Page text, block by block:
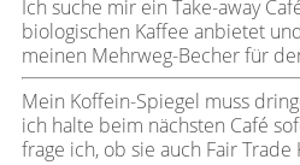
Ich suche mir ein Take-away
biologischen Kaffee anbietet
meinen Mehrweg-Becher für
Mein Koffein-Spiegel muss
ich halte beim nächsten Café
frage ich, ob sie auch Fair Trade